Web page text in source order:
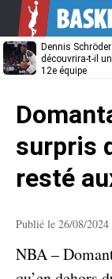
Dennis Schröder
découvrira-t-il
12e équipe
Unibet
surpris
resté
Publié le 26/08/2024
NBA –